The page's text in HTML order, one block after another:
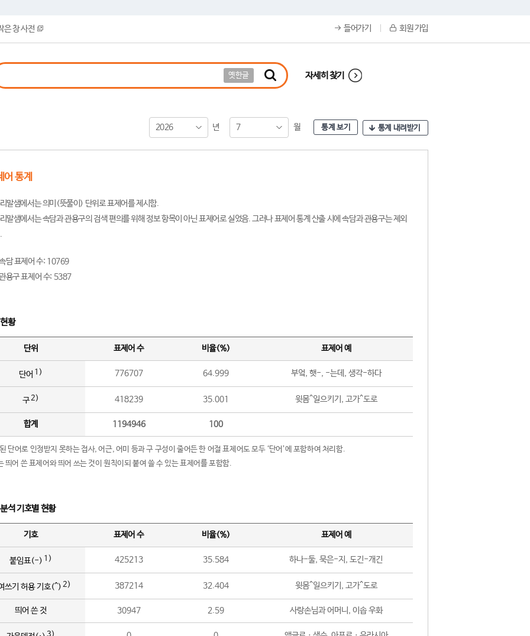
은 창 사전 들어가기 회원 가입
옛한글 자세히 찾기
2026 년 7 월 통계 보기 통계 내려받기
어 통계
말샘에서는 의미(뜻풀이) 단위로 표제어를 제시함.
말샘에서는 속담과 관용구의 검색 편의를 위해 정보 항목이 아닌 표제어로 실었음. 그러나 표제어 통계 산출 시에 속담과 관용구는 제외
담 표제어 수: 10769
용구 표제어 수: 5387
황
단위 표제어 수 비율(%) 표제어 예
단어 1) 776707 64.999 부엌, 햇-, -는데, 생각-하다
구2) 418239 35.001 윗몸^일으키기, 고가^도로
합계 1194946 100
단어로 인정받지 못하는 접사, 어근, 어미 등과 구 구성이 줄어든 한 어절 표제어도 모두 ‘단어’에 포함하여 처리함.
띄어 쓴 표제어와 띄어 쓰는 것이 원칙이되 붙여 쓸 수 있는 표제어를 포함함.
석 기호별 현황
기호 표제어 수 비율(%) 표제어 예
붙임표(-) 1) 425213 35.584 하나-둘, 묵은-지, 도긴-개긴
쓰기 허용 기호(^) 2) 387214 32.404 윗몸^일으키기, 고가^도로
띄어 쓴 것 30947 2.59 사랑손님과 어머니, 이솝 우화